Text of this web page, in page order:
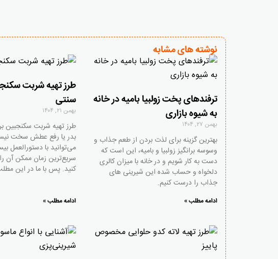
نوشته های مشابه
ترفندهای پخت زولبیا بامیه در خانه
به شیوه بازاری
بهمن ۲۷, ۱۴۰۴
بهترین گزینه برای لذت بردن از طعم جذاب و
وسوسه برانگیز زولبیا و بامیه، این است که
دست به کار شویم و در خانه با میزان کالری
دلخواه و حساب شده این شیرینی های
جذاب را درست کنیم.
ادامه مطلب »
طرز تهیه شربت
سنتی
بهمن ۲۱, ۱۴۰۴
طرز تهیه شربت سکنجبین
بدر یا رفع عطش سخت
می‌توانید با دستورالعمل
سریع‌ترین زمان ممکن آن
کنید. پس با ما در این
ادامه مطلب »